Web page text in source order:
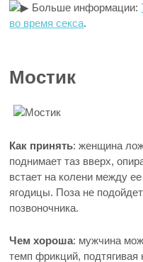
Больше информации:
во время секса.
Мостик
Как принять: женщина
поднимает таз вверх,
встает на колени между
ягодицы. Поза не
позвоночника.
Чем хороша: мужчина
темп фрикций,